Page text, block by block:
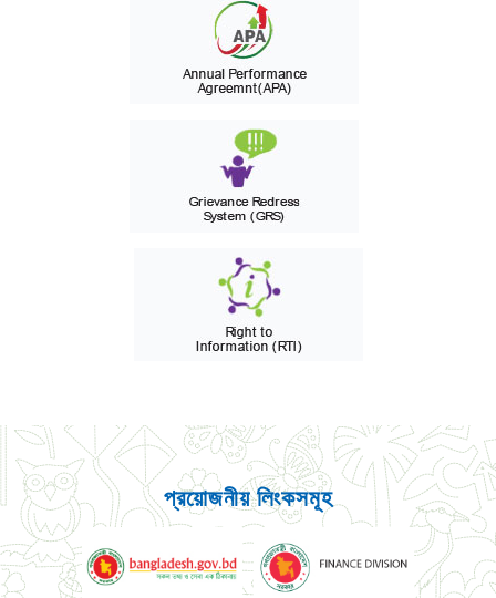
প্রয়োজনীয় লিংকসমূহ